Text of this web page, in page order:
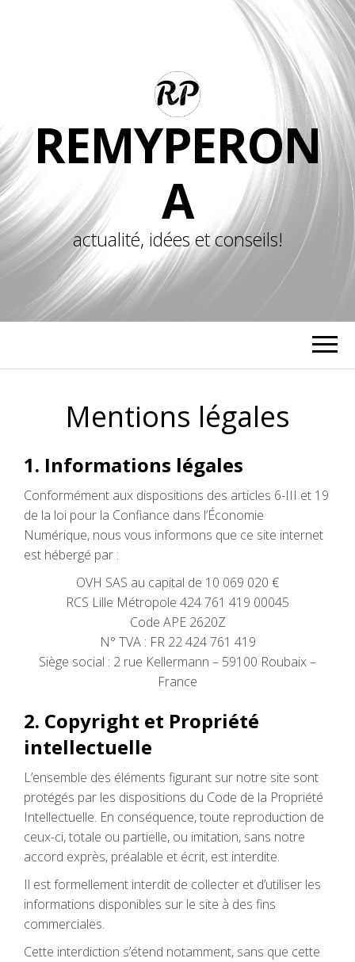
REMYPERON
A
actualité, idées et conseils!
Mentions légales
1. Informations légales
Conformément aux dispositions des articles 6-III et 19
de la loi pour la Confiance dans l’Économie
Numérique, nous vous informons que ce site internet
est hébergé par :
OVH SAS au capital de 10 069 020 €
RCS Lille Métropole 424 761 419 00045
Code APE 2620Z
N° TVA : FR 22 424 761 419
Siège social : 2 rue Kellermann – 59100 Roubaix –
France
2. Copyright et Propriété
intellectuelle
L’ensemble des éléments figurant sur notre site sont
protégés par les dispositions du Code de la Propriété
Intellectuelle. En conséquence, toute reproduction de
ceux-ci, totale ou partielle, ou imitation, sans notre
accord exprès, préalable et écrit, est interdite.
Il est formellement interdit de collecter et d’utiliser les
informations disponibles sur le site à des fins
commerciales.
Cette interdiction s’étend notamment, sans que cette